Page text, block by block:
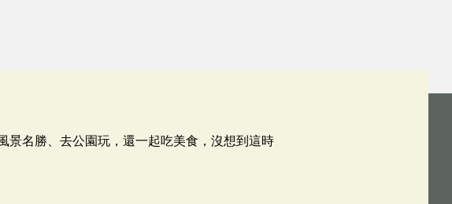
景名勝、去公園玩，還一起吃美食，沒想到這時